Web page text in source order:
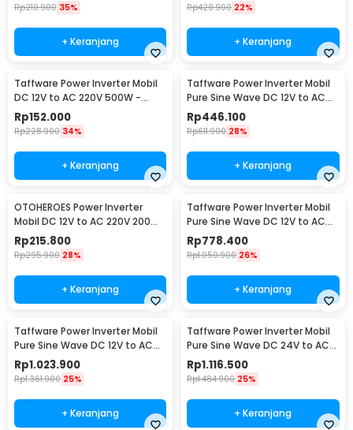
Rp210.900 35%
+ Keranjang
Rp420.900 22%
+ Keranjang
Taffware Power Inverter Mobil
DC 12V to AC 220V 500W -
SAA-500A
Rp152.000
Rp228.900 34%
+ Keranjang
Taffware Power Inverter Mobil
Pure Sine Wave DC 12V to AC
220V 1000W - NBQ1000W
Rp446.100
Rp611.900 28%
+ Keranjang
OTOHEROES Power Inverter
Mobil DC 12V to AC 220V 200W
- E8981
Rp215.800
Rp295.900 28%
+ Keranjang
Taffware Power Inverter Mobil
Pure Sine Wave DC 12V to AC
220V 2000W - NBQ2000W
Rp778.400
Rp1.050.900 26%
+ Keranjang
Taffware Power Inverter Mobil
Pure Sine Wave DC 12V to AC
220V 3000W - NBQ3000W
Rp1.023.900
Rp1.361.900 25%
+ Keranjang
Taffware Power Inverter Mobil
Pure Sine Wave DC 24V to AC
220V 3000W - NBQ3000W
Rp1.116.500
Rp1.484.900 25%
+ Keranjang